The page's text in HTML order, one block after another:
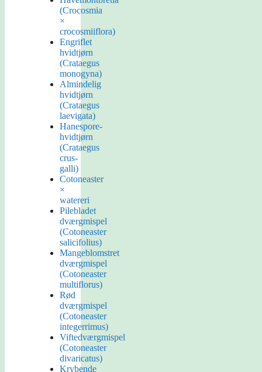
(Crocosmia
×
crocosmiiflora)
Engriflet
hvidtjørn
(Crataegus
monogyna)
Almindelig
hvidtjørn
(Crataegus
laevigata)
Hanespore-
hvidtjørn
(Crataegus
crus-
galli)
Cotoneaster
×
watereri
Pilebladet
dværgmispel
(Cotoneaster
salicifolius)
Mangeblomstret
dværgmispel
(Cotoneaster
multiflorus)
Rød
dværgmispel
(Cotoneaster
integerrimus)
Viftedværgmispel
(Cotoneaster
divaricatus)
Krybende